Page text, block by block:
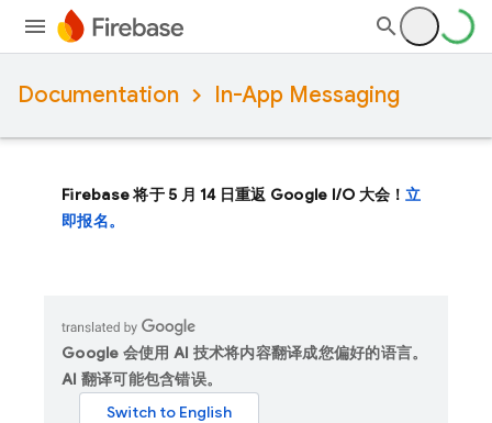
Documentation In-App Messaging
Firebase 将于 5 月 14 日重返 Google I/O 大会！立
即报名。
Google 会使用 AI 技术将内容翻译成您偏好的语言。
AI 翻译可能包含错误。